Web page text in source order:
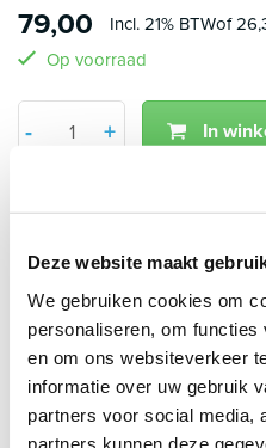
Deze website maakt
We gebruiken cookies om
personaliseren, om
en om ons websiteverkeer
informatie over uw gebruik
partners voor social media,
partners kunnen deze
79,00 Incl. 21% BTWof
Op voorraad
-
Min 1
Aantal
+
In
Betaal veilig en snel met
Klantbeoordelingen
8.9/10